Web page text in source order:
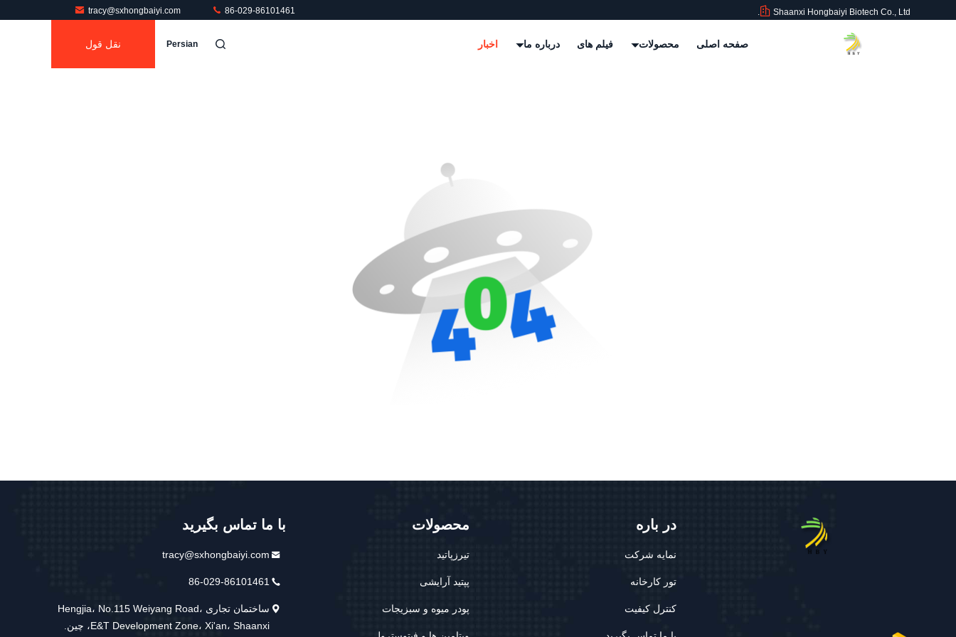
Shaanxi Hongbaiyi Biotech Co., Ltd.
tracy@sxhongbaiyi.com 86-029-86101461
صفحه اصلی محصولات فیلم های درباره ما اخبار Persian نقل قول
در باره
نمایه شرکت
تور کارخانه
کنترل کیفیت
محصولات
تیرزپاتید
پپتید آرایشی
پودر میوه و سبزیجات
با ما تماس بگیرید
tracy@sxhongbaiyi.com
86-029-86101461
ساختمان تجاری Hengjia، No.115 Weiyang Road،
E&T Development Zone، Xi'an، Shaanxi، چین.